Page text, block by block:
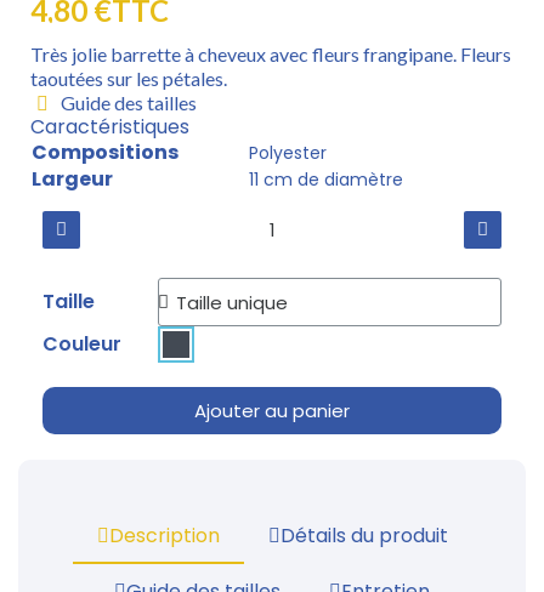
4,80 €TTC
Très jolie barrette à cheveux avec fleurs frangipane. Fleurs
taoutées sur les pétales.
Guide des tailles
Caractéristiques
Compositions
Polyester
Largeur 11 cm de diamètre
Taille
Couleur
Ajouter au panier
Description
Détails du produit